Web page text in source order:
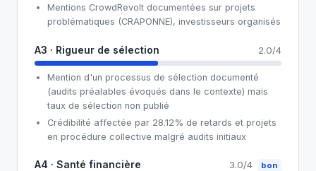
Mentions CrowdRevolt documentées sur projets
problématiques (CRAPONNE), investisseurs organisés
A3 · Rigueur de sélection 2.0/4
Mention d'un processus de sélection documenté
(audits préalables évoqués dans le contexte) mais
taux de sélection non publié
Crédibilité affectée par 28.12% de retards et projets
en procédure collective malgré audits initiaux
A4 · Santé financière 3.0/4 bon